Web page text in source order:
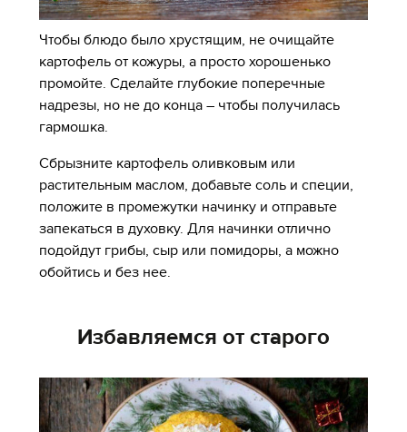
Чтобы блюдо было хрустящим, не очищайте
картофель от кожуры, а просто хорошенько
промойте. Сделайте глубокие поперечные
надрезы, но не до конца – чтобы получилась
гармошка.
Сбрызните картофель оливковым или
растительным маслом, добавьте соль и специи,
положите в промежутки начинку и отправьте
запекаться в духовку. Для начинки отлично
подойдут грибы, сыр или помидоры, а можно
обойтись и без нее.
Избавляемся от старого